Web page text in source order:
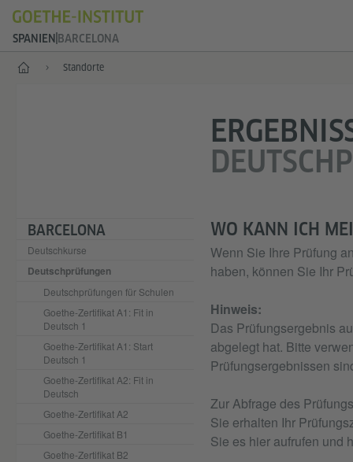
SPANIEN BARCELONA
Start Standorte
BARCELONA
Deutschkurse
Deutschprüfungen
Deutschprüfungen für Schulen
Goethe-Zertifikat A1: Fit in
Deutsch 1
Goethe-Zertifikat A1: Start
Deutsch 1
Goethe-Zertifikat A2: Fit in
Deutsch
Goethe-Zertifikat A2
Goethe-Zertifikat B1
Goethe-Zertifikat B2
WO KANN ICH
Wenn Sie Ihre Prüfung
haben, können Sie Ihr
Hinweis:
Das Prüfungsergebnis
abgelegt hat. Bitte
Prüfungsergebnissen
Zur Abfrage des
Sie erhalten Ihr
Sie es hier aufrufen und